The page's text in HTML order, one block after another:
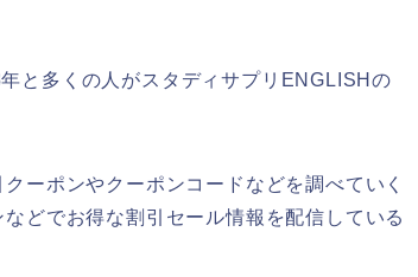
と多くの人がスタディサプリENGLISHの
ーポンやクーポンコードなどを調べていく
どでお得な割引セール情報を配信している